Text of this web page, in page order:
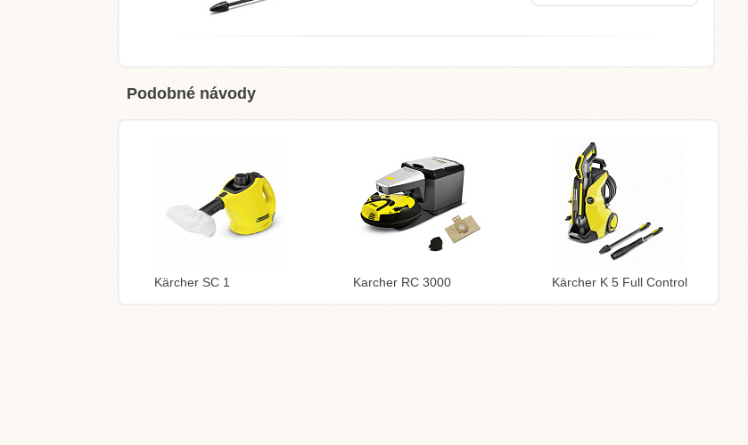
Podobné návody
Kärcher SC 1 Karcher RC 3000 Kärcher K 5 Full Control